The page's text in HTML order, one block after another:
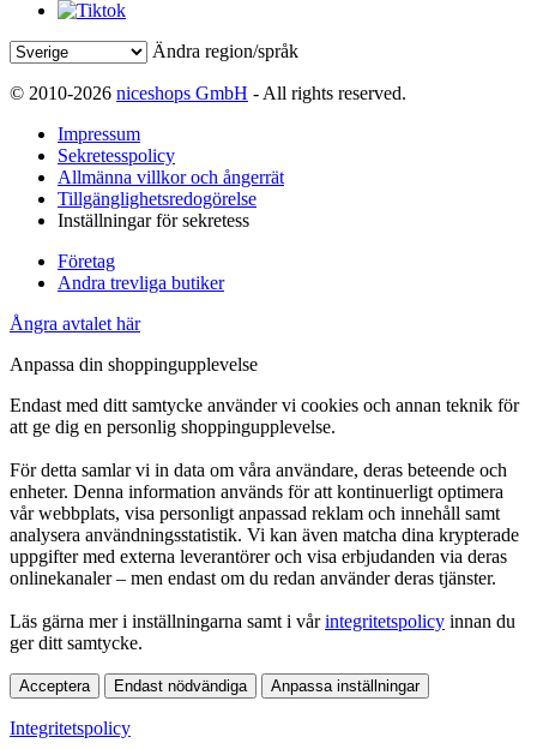
Ändra region/språk
© 2010-2026 niceshops GmbH - All rights reserved.
Impressum
Sekretesspolicy
Allmänna villkor och ångerrät
Tillgänglighetsredogörelse
Inställningar för sekretess
Företag
Andra trevliga butiker
Ångra avtalet här
Anpassa din shoppingupplevelse
Endast med ditt samtycke använder vi cookies och annan teknik för
att ge dig en personlig shoppingupplevelse.
För detta samlar vi in data om våra användare, deras beteende och
enheter. Denna information används för att kontinuerligt optimera
vår webbplats, visa personligt anpassad reklam och innehåll samt
analysera användningsstatistik. Vi kan även matcha dina krypterade
uppgifter med externa leverantörer och visa erbjudanden via deras
onlinekanaler – men endast om du redan använder deras tjänster.
Läs gärna mer i inställningarna samt i vårintegritetspolicy innan du
ger ditt samtycke.
Acceptera Endast nödvändiga Anpassa inställningar
Integritetspolicy